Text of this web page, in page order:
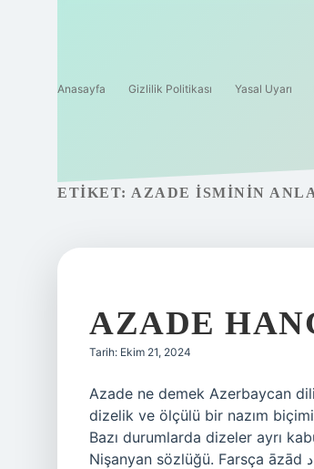
Anasayfa Gizlilik Politikası Yasal Uyarı
ETIKET: AZADE ISMININ
AZADE
Tarih: Ekim 21, 2024
Azade ne demek Azerbaycan
dizelik ve ölçülü bir nazım
Bazı durumlarda dizeler ayrı
Nişanyan sözlüğü. Farsça āzād آزاد “özgür, özgür” kelimesinden ödünç alınmış bir kelimedir. Bu kelime